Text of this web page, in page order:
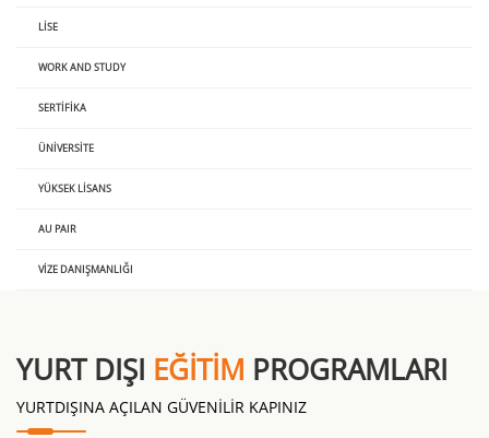
LISE
WORK AND STUDY
SERTIFIKA
ÜNIVERSITE
YÜKSEK LISANS
AU PAIR
VIZE DANIŞMANLIĞI
YURT DIŞI EĞITIM PROGRAMLARI
YURTDIŞINA AÇILAN GÜVENİLİR KAPINIZ